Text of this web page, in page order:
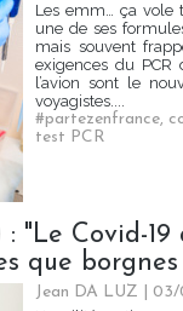
Les emm… ça vole
une de ses
mais souvent
exigences du
l’avion sont le
voyagistes....
#partezenfrance,
test PCR
"Le Covid-
que borgnes
Jean DA LUZ |